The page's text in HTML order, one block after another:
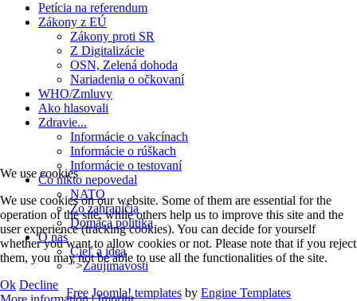
Petícia na referendum
Zákony z EÚ
Zákony proti SR
Z Digitalizácie
OSN, Zelená dohoda
Nariadenia o očkovaní
WHO/Zmluvy
Ako hlasovali
Zdravie...
Informácie o vakcínach
Informácie o rúškach
Informácie o testovaní
Čo nikto nepovedal
NATO
Zo zahraničia
Domáca politika
O nás
Cieľ a idea
">Zaujímavosti
Free Joomla! templates by Engine Templates
We use cookies
We use cookies on our website. Some of them are essential for the
operation of the site, while others help us to improve this site and the
user experience (tracking cookies). You can decide for yourself
whether you want to allow cookies or not. Please note that if you reject
them, you may not be able to use all the functionalities of the site.
Ok Decline